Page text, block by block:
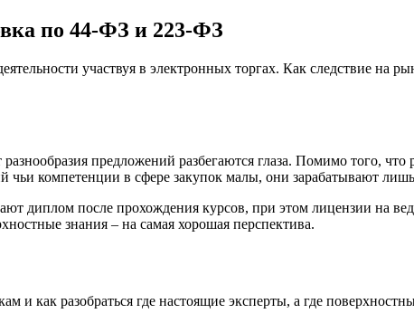
по 44-ФЗ и 223-ФЗ
участвуя в электронных торгах. Как следствие на
предложений разбегаются глаза. Помимо того,
компетенции в сфере закупок малы, они зарабатывают
диплом после прохождения курсов, при этом лицензии на
знания – на самая хорошая перспектива.
и как разобраться где настоящие эксперты, а где